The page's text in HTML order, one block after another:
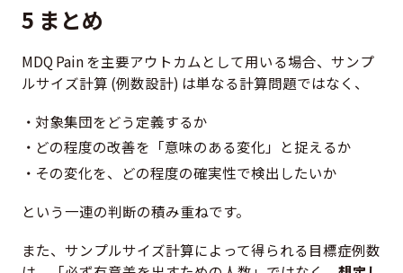
5 まとめ
MDQ Pain を主要アウトカムとして用いる場合、サンプ
ルサイズ計算 (例数設計) は単なる計算問題ではなく、
対象集団をどう定義するか
どの程度の改善を「意味のある変化」と捉えるか
その変化を、どの程度の確実性で検出したいか
という一連の判断の積み重ねです。
また、サンプルサイズ計算によって得られる目標症例数